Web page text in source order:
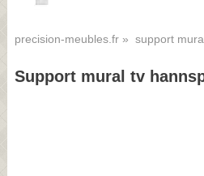
precision-meubles.fr» support
Support mural tv